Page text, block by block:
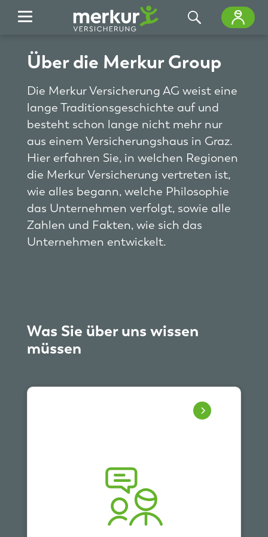
Über die Merkur Group
Die Merkur Versicherung AG weist eine
lange Traditionsgeschichte auf und
besteht schon lange nicht mehr nur
aus einem Versicherungshaus in Graz.
Hier erfahren Sie, in welchen Regionen
die Merkur Versicherung vertreten ist,
wie alles begann, welche Philosophie
das Unternehmen verfolgt, sowie alle
Zahlen und Fakten, wie sich das
Unternehmen entwickelt.
Was Sie über uns wissen
müssen